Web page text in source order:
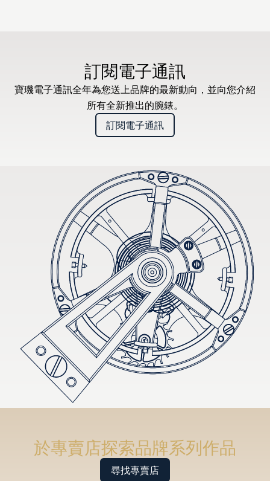
訂閱電子通訊
寶璣電子通訊全年為您送上品牌的最新動向，並向您介紹
所有全新推出的腕錶。
訂閱電子通訊
於專賣店探索品牌系列作品
尋找專賣店